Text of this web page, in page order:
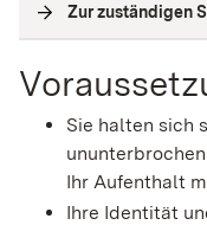
Zur zuständigen
Sie halten sich
Ihr Aufenthalt
Ihre Identität